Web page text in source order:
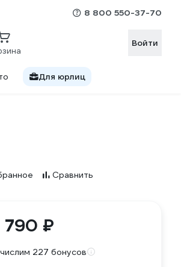
8 800 550-37-70
Войти
Для юрлиц
Сравнить
790 ₽
227 бонусов